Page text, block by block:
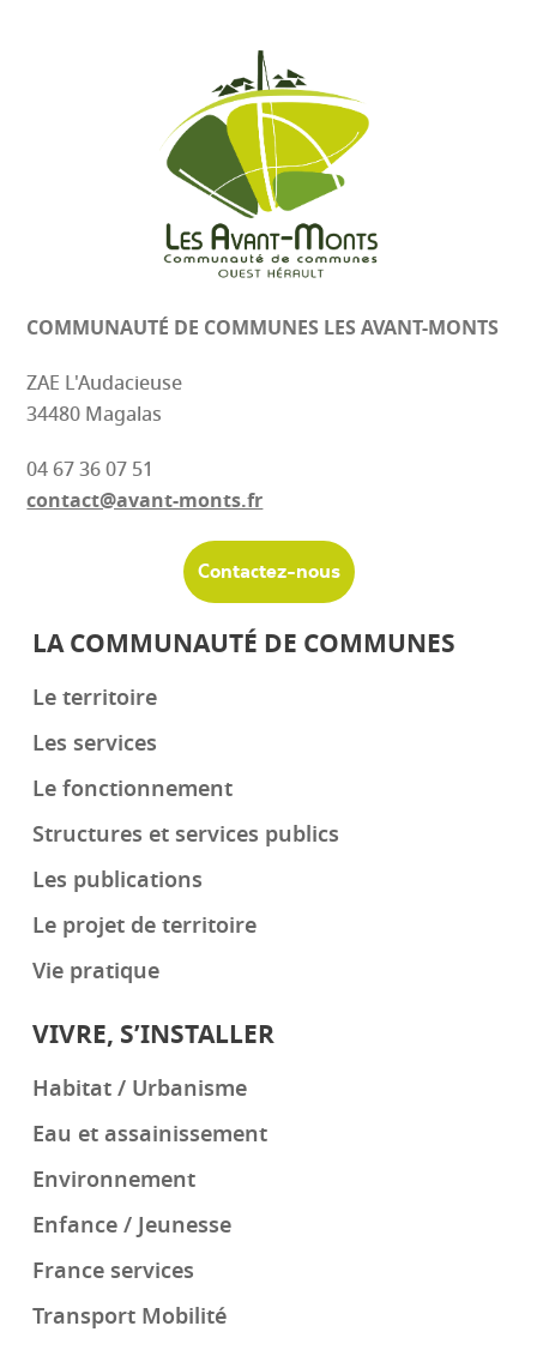
COMMUNAUTÉ DE COMMUNES LES AVANT-MONTS
ZAE L'Audacieuse
34480 Magalas
04 67 36 07 51
contact@avant-monts.fr
Contactez-nous
LA COMMUNAUTÉ DE COMMUNES
Le territoire
Les services
Le fonctionnement
Structures et services publics
Les publications
Le projet de territoire
Vie pratique
VIVRE, S’INSTALLER
Habitat / Urbanisme
Eau et assainissement
Environnement
Enfance / Jeunesse
France services
Transport Mobilité